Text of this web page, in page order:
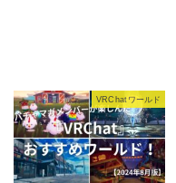
VRChatワールド